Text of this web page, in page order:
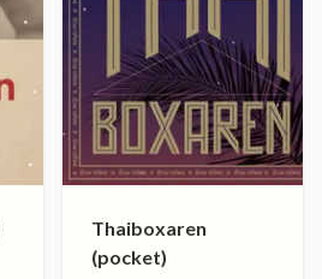
Thaiboxaren
(pocket)